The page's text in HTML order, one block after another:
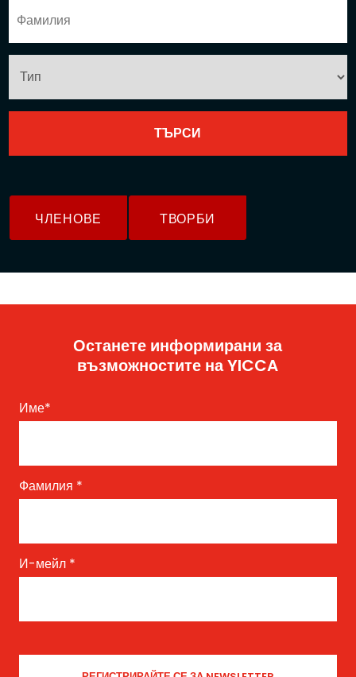
ЧЛЕНОВЕ ТВОРБИ
Останете информирани за
възможностите на YICCA
Име*
Фамилия *
И-мейл *